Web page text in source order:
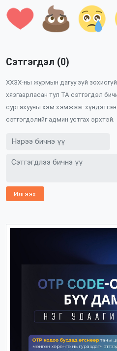
Сэтгэгдэл (0)
ХХЗХ-ны журмын дагуу зүй
хязгаарласан тул ТА сэтгэгдэл
суртахууны хэм хэмжээг
сэтгэгдэлийг админ устгах эрхтэй.
Илгээх